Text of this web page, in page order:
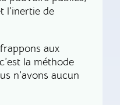
l’inertie de
aux
la méthode
n’avons aucun